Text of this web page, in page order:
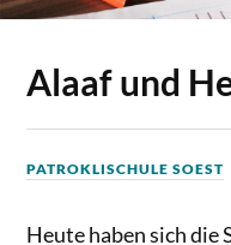
Alaaf und
PATROKLISCHULE SOEST
Heute haben sich die